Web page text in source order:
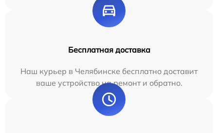
Бесплатная доставка
Наш курьер в Челябинске бесплатно доставит
ваше устройство на ремонт и обратно.